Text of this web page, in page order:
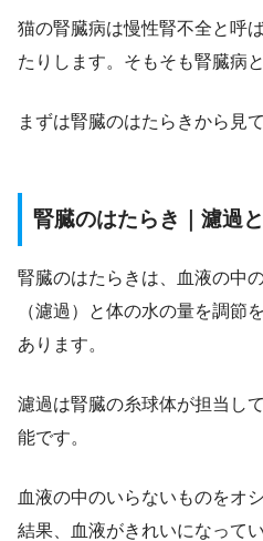
猫の腎臓病は慢性腎不全と呼
たりします。そもそも腎臓病
まずは腎臓のはたらきから見
腎臓のはたらき｜濾過
腎臓のはたらきは、血液の中
（濾過）と体の水の量を調節
あります。
濾過は腎臓の糸球体が担当し
能です。
血液の中のいらないものをオ
結果、血液がきれいになってい